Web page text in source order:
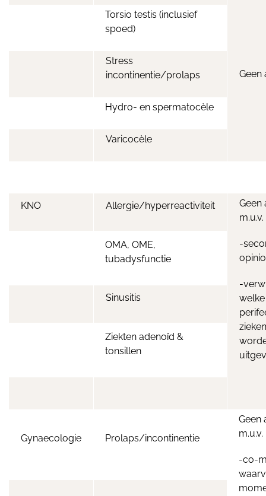
Geen
Torsio testis (inclusief
spoed)
Stress
incontinentie/prolaps
Hydro- en spermatocèle
Varicocèle
KNO Allergie/hyperreactiviteit
Geen
m.u.v.
-
-
OMA, OME,
tubadysfunctie
Sinusitis
Ziekten adenoïd &
tonsillen
Gynaecologie Prolaps/incontinentie
Geen
m.u.v.
-co-